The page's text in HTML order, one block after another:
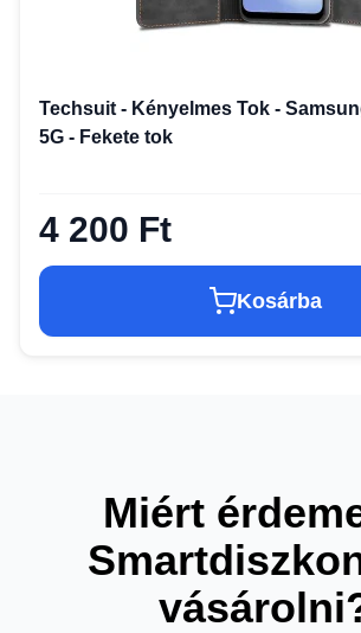
Techsuit - Kényelmes Tok -
5G - Fekete tok
4 200 Ft
Kosárba
Miért